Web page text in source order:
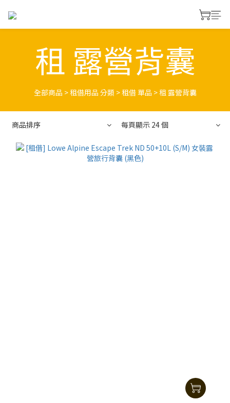
租 露營背囊
全部商品 >租借用品 分類 >租借 單品 >租 露營背囊
商品排序 每頁顯示 24 個